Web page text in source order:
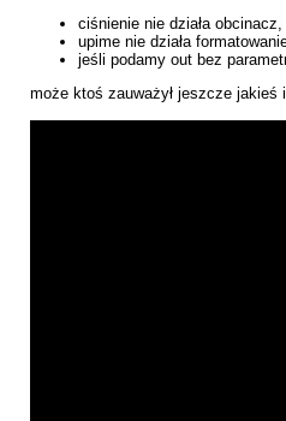
ciśnienie nie działa obcinacz,
upime nie działa
jeśli podamy out bez
może ktoś zauważył jeszcze jakieś